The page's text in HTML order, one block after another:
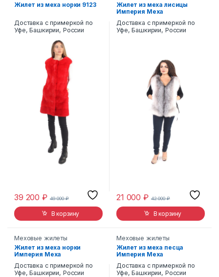
Жилет из меха норки 9123
Доставка с примеркой по
Уфе, Башкирии, России
39 200₽ 49 000₽
В корзину
Жилет из меха лисицы
Империя Меха
Доставка с примеркой по
Уфе, Башкирии, России
21 000₽ 42 000₽
В корзину
Меховые жилеты
Жилет из меха норки
Империя Меха
Доставка с примеркой по
Уфе, Башкирии, России
Меховые жилеты
Жилет из меха песца
Империя Меха
Доставка с примеркой по
Уфе, Башкирии, России